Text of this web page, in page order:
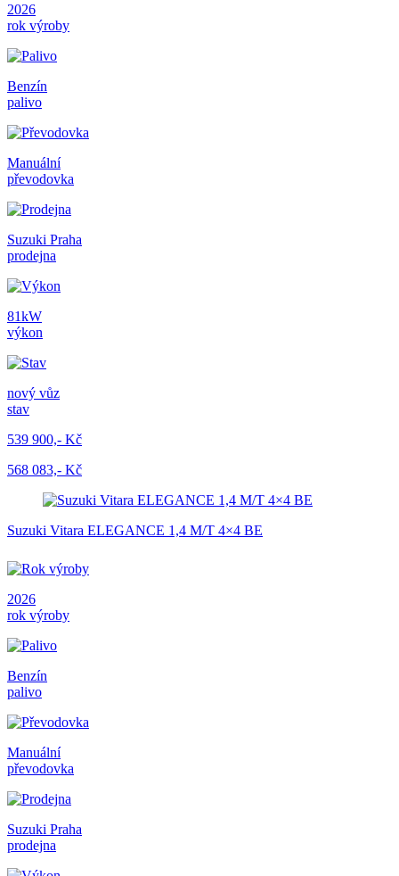
2026
rok výroby
Benzín
palivo
Manuální
převodovka
Suzuki Praha
prodejna
81kW
výkon
nový vůz
stav
539 900,- Kč
568 083,- Kč
Suzuki Vitara ELEGANCE 1,4 M/T 4×4 BE
2026
rok výroby
Benzín
palivo
Manuální
převodovka
Suzuki Praha
prodejna